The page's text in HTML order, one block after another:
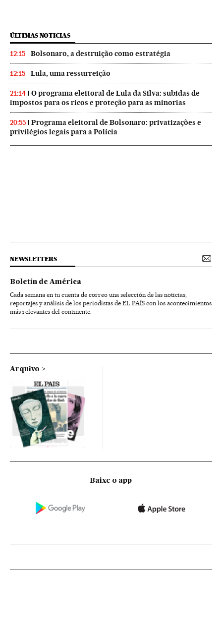
ÚLTIMAS NOTICIAS
12:15 Bolsonaro, a destruição como estratégia
12:15 Lula, uma ressurreição
21:14
O programa eleitoral de Lula da Silva: subidas de
impostos para os ricos e proteção para as minorias
20:55
Programa eleitoral de Bolsonaro: privatizações e
privilégios legais para a Polícia
NEWSLETTERS
Boletín de América
Cada semana en tu cuenta de correo una selección de las noticias,
reportajes y análisis de los periodistas de EL PAÍS con los acontecimientos
más relevantes del continente.
Arquivo
Baixe o app